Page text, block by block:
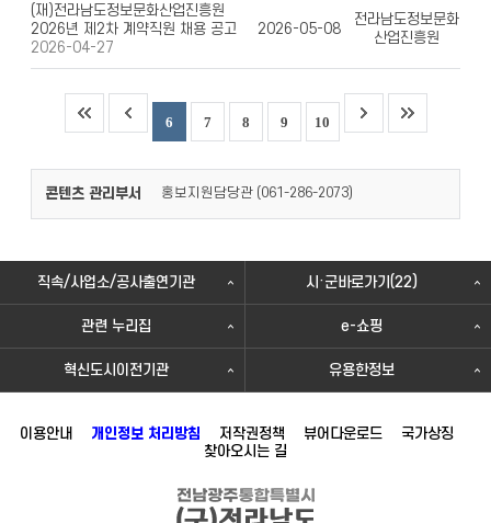
(재)전라남도정보문화산업진흥원
2026년 제2차 계약직원 채용 공고
2026-04-27
2026-05-08
전라남도정보문화
산업진흥원
6 7 8 9 10
콘텐츠 관리부서 홍보지원담당관 (061-286-2073)
직속/사업소/공사출연기관 시·군바로가기(22)
관련 누리집 e-쇼핑
혁신도시이전기관 유용한정보
이용안내 개인정보 처리방침 저작권정책 뷰어다운로드
국가상징
찾아오시는 길